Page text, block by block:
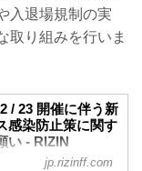
入退場規制の実
取り組みを行いま
/ 23 開催に伴う新
感染防止策に関す
い - RIZIN
オフィシ
jp.rizinff.com